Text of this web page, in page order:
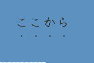
ここから